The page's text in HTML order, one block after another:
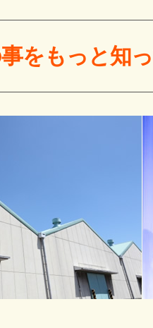
をもっと知